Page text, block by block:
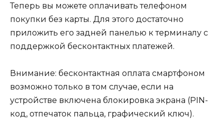
Теперь вы можете оплачивать телефоном
покупки без карты. Для этого достаточно
приложить его задней панелью к терминалу с
поддержкой бесконтактных платежей.
Внимание: бесконтактная оплата смартфоном
возможно только в том случае, если на
устройстве включена блокировка экрана (PIN-
код, отпечаток пальца, графический ключ).